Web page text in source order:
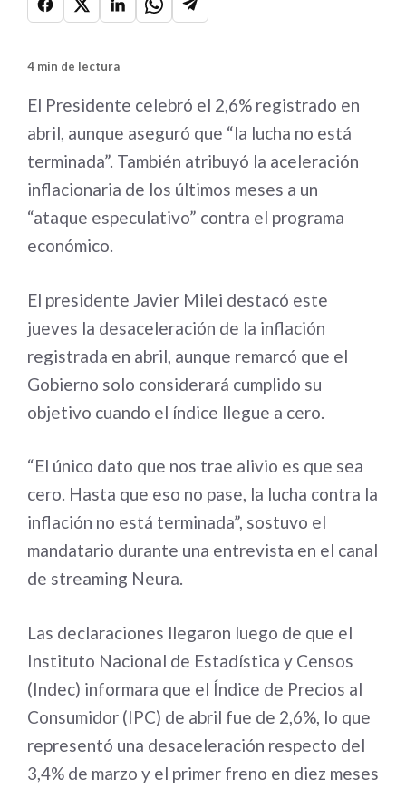
4 min de lectura
El Presidente celebró el 2,6% registrado en
abril, aunque aseguró que “la lucha no está
terminada”. También atribuyó la aceleración
inflacionaria de los últimos meses a un
“ataque especulativo” contra el programa
económico.
El presidente Javier Milei destacó este
jueves la desaceleración de la inflación
registrada en abril, aunque remarcó que el
Gobierno solo considerará cumplido su
objetivo cuando el índice llegue a cero.
“El único dato que nos trae alivio es que sea
cero. Hasta que eso no pase, la lucha contra la
inflación no está terminada”, sostuvo el
mandatario durante una entrevista en el canal
de streaming Neura.
Las declaraciones llegaron luego de que el
Instituto Nacional de Estadística y Censos
(Indec) informara que el Índice de Precios al
Consumidor (IPC) de abril fue de 2,6%, lo que
representó una desaceleración respecto del
3,4% de marzo y el primer freno en diez meses